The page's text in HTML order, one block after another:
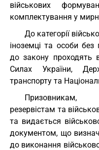
військових
комплектування у
До категорії
іноземці та особи без
до закону проходять
Силах України,
транспорту та
Призовникам,
резервістам та
та видається
документом, що
до виконання